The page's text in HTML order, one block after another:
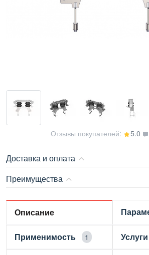
Отзывы покупателей: 5.0
Доставка и оплата
Преимущества
Описание
Применимость 1 Услуги